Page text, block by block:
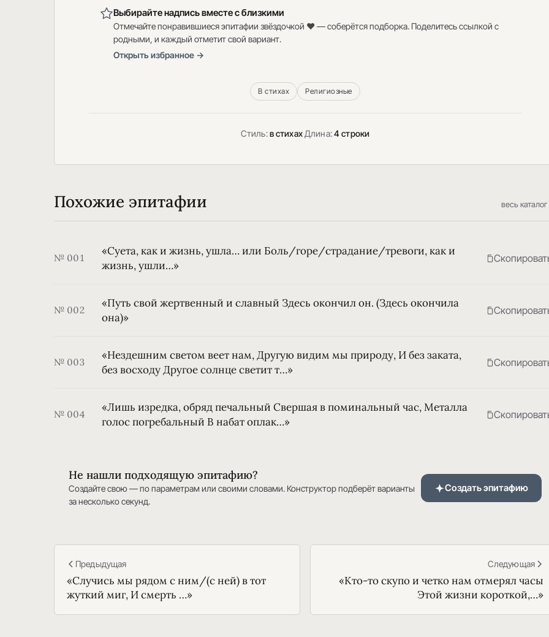
Выбирайте надпись вместе с близкими
Отмечайте понравившиеся эпитафии звёздочкой ♥ — соберётся подборка. Поделитесь ссылкой с
родными, и каждый отметит свой вариант.
Открыть избранное →
В стихах Религиозные
Стиль:в стихах·Длина:4 строки
Похожие эпитафии весь
№ 001
«Суета, как и жизнь, ушла… или Боль/горе/страдание/тревоги, как и
жизнь, ушли…»
№ 002
«Путь свой жертвенный и славный Здесь окончил он. (Здесь окончила
она)»
№ 003
«Нездешним светом веет нам, Другую видим мы природу, И без заката,
без восходу Другое солнце светит т…»
№ 004
«Лишь изредка, обряд печальный Свершая в поминальный час, Металла
голос погребальный В набат оплак…»
Не нашли подходящую эпитафию?
Создайте свою — по параметрам или своими словами. Конструктор подберёт варианты
за несколько секунд.
Создать эпитафию
Предыдущая
«Случись мы рядом с ним/(с ней) в тот
жуткий миг, И смерть …»
Следующая
«Кто-то скупо и четко нам отмерял часы
Этой жизни короткой,…»